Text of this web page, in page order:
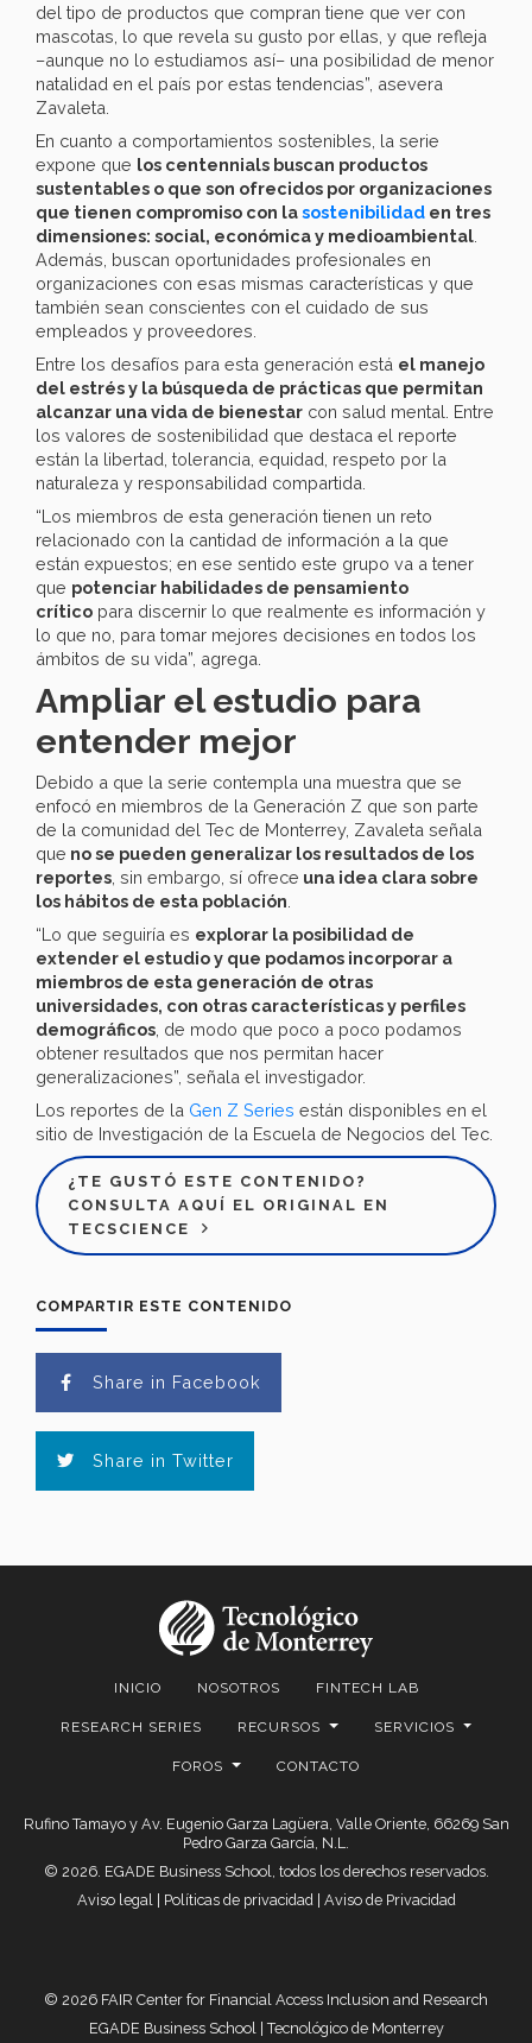
del tipo de productos que compran tiene que ver con
mascotas, lo que revela su gusto por ellas, y que refleja
–aunque no lo estudiamos así– una posibilidad de menor
natalidad en el país por estas tendencias”, asevera
Zavaleta.
En cuanto a comportamientos sostenibles, la serie
expone que los centennials buscan productos
sustentables o que son ofrecidos por organizaciones
que tienen compromiso con lasostenibilidad en tres
dimensiones: social, económica y medioambiental
Además, buscan oportunidades profesionales en
organizaciones con esas mismas características y que
también sean conscientes con el cuidado de sus
empleados y proveedores.
Entre los desafíos para esta generación está el manejo
del estrés y la búsqueda de prácticas que permitan
alcanzar una vida de bienestar con salud mental. Entre
los valores de sostenibilidad que destaca el reporte
están la libertad, tolerancia, equidad, respeto por la
naturaleza y responsabilidad compartida.
“Los miembros de esta generación tienen un reto
relacionado con la cantidad de información a la que
están expuestos; en ese sentido este grupo va a tener
que potenciar habilidades de pensamiento
crítico para discernir lo que realmente es información y
lo que no, para tomar mejores decisiones en todos los
ámbitos de su vida”, agrega.
Ampliar el estudio para
entender mejor
Debido a que la serie contempla una muestra que se
enfocó en miembros de la Generación Z que son parte
de la comunidad del Tec de Monterrey, Zavaleta señala
que no se pueden generalizar los resultados de los
reportes , sin embargo, sí ofrece una idea clara sobre
los hábitos de esta población
“Lo que seguiría es explorar la posibilidad de
extender el estudio y que podamos incorporar a
miembros de esta generación de otras
universidades, con otras características y perfiles
demográficos , de modo que poco a poco podamos
obtener resultados que nos permitan hacer
generalizaciones”, señala el investigador.
Los reportes de la Gen Z Series están disponibles en el
sitio de Investigación de la Escuela de Negocios del Tec.
¿TE GUSTÓ ESTE CONTENIDO?
CONSULTA AQUÍ EL ORIGINAL EN
TECSCIENCE
COMPARTIR ESTE CONTENIDO
Share in Facebook
Share in Twitter
INICIO NOSOTROS FINTECH LAB
RESEARCH SERIES RECURSOS SERVICIOS
FOROS CONTACTO
Rufino Tamayo y Av. Eugenio Garza Lagüera, Valle Oriente, 66269 San
Pedro Garza García, N.L.
© 2026. EGADE Business School, todos los derechos reservados.
Aviso legal
Políticas de privacidad Aviso de Privacidad
© 2026 FAIR Center for Financial Access Inclusion and Research
EGADE Business School | Tecnológico de Monterrey